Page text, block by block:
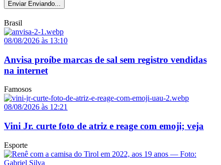
Enviar Enviando...
Brasil
08/08/2026 às 13:10
Anvisa proíbe marcas de sal sem registro vendidas
na internet
Famosos
08/08/2026 às 12:21
Vini Jr. curte foto de atriz e reage com emoji; veja
Esporte